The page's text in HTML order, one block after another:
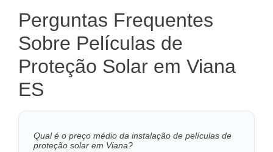
Perguntas Frequentes
Sobre Películas de
Proteção Solar em Viana
ES
Qual é o preço médio da instalação de películas de
proteção solar em Viana?